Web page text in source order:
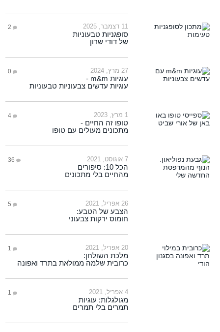
11 דצמבר, 2025 2
סופגניות טבעוניות
של דודי שרון
27 מרץ, 2024 0
עוגיות m&m -
עוגיות עדשים צבעוניות טבעוניות
1 מרץ, 2023 4
טופו זה החיים -
מתכונים מעולים עם טופו
7 אוגוסט, 2021 36
הכל 10: סיפורים
מהחיים בלי מתכונים
26 אפריל, 2021 5
הצבע של הטבע:
חומוס ירקות צבעוני
20 אפריל, 2021 1
מלכת השולחן:
כרובית שלמה ממולאת בתרד ואפונה
4 אפריל, 2021 1
מגולגלות: עוגיות
תמרים בלי תמרים